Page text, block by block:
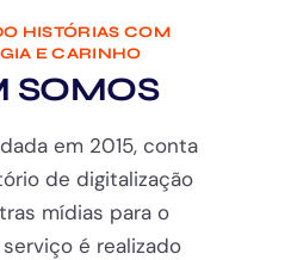
HISTÓRIAS COM
E CARINHO
SOMOS
em 2015, conta
de digitalização
mídias para o
é realizado